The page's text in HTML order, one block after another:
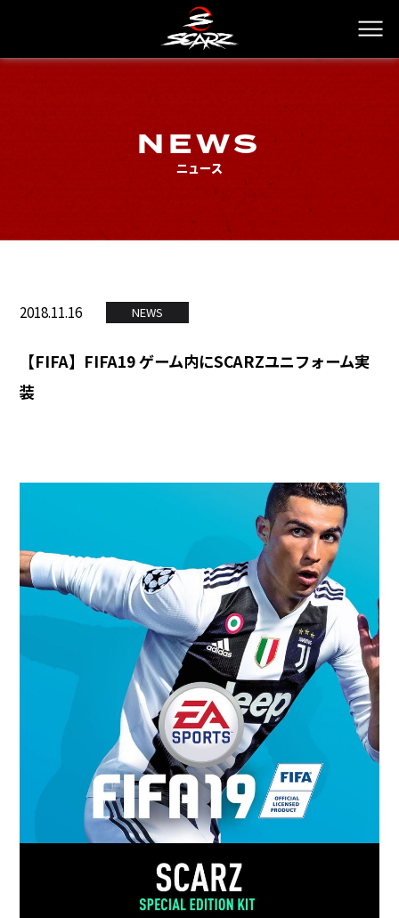
NEWS
ニュース
2018.11.16 NEWS
【FIFA】FIFA19 ゲーム内にSCARZユニフォーム実
装